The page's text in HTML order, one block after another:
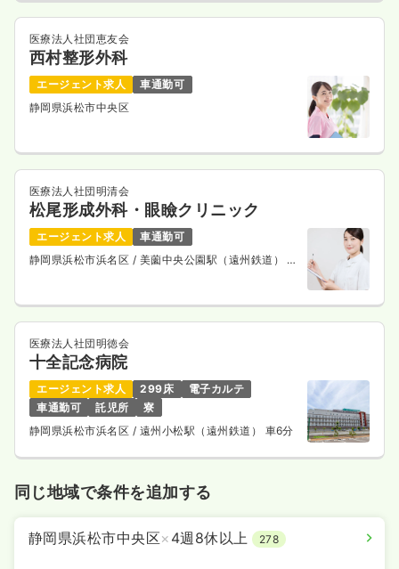
医療法人社団恵友会
西村整形外科
エージェント求人
車通勤可
静岡県浜松市中央区
医療法人社団明清会
松尾形成外科・眼瞼クリニック
エージェント求人
車通勤可
静岡県浜松市浜名区 / 美薗中央公園駅（遠州鉄道） 徒
医療法人社団明徳会
十全記念病院
エージェント求人 299床
電子カルテ
車通勤可
託児所
寮
静岡県浜松市浜名区 / 遠州小松駅（遠州鉄道） 車6分
同じ地域で条件を追加する
静岡県浜松市中央区× 4週8休以上 278